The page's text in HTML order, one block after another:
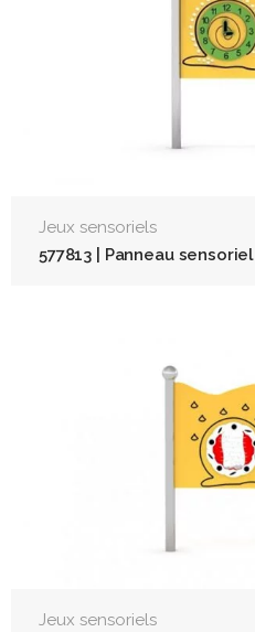
Jeux sensoriels
577813 | Panneau sensoriel
Jeux sensoriels